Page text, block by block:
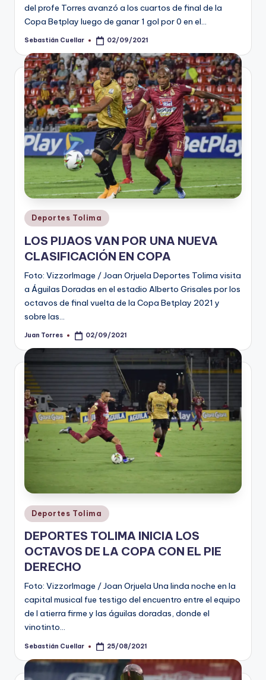
del profe Torres avanzó a los cuartos de final de la
Copa Betplay luego de ganar 1 gol por 0 en el…
Publicado
Sebastián Cuellar 02/09/2021
Publicado
en
Deportes Tolima
LOS PIJAOS VAN POR UNA NUEVA
CLASIFICACIÓN EN COPA
Foto: VizzorImage / Joan Orjuela Deportes Tolima visita
a Águilas Doradas en el estadio Alberto Grisales por los
octavos de final vuelta de la Copa Betplay 2021 y
sobre las…
Publicado
Juan Torres 02/09/2021
Publicado
en
Deportes Tolima
DEPORTES TOLIMA INICIA LOS
OCTAVOS DE LA COPA CON EL PIE
DERECHO
Foto: VizzorImage / Joan Orjuela Una linda noche en la
capital musical fue testigo del encuentro entre el equipo
de l atierra firme y las águilas doradas, donde el
vinotinto…
Publicado
Sebastián Cuellar 25/08/2021